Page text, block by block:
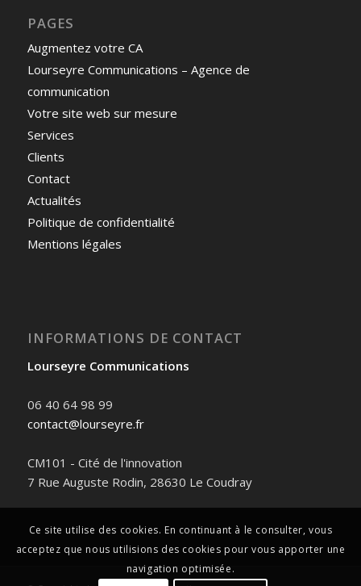
PAGES
Augmentez votre CA
Lourseyre Communications – Agence de
communication
Votre site web sur mesure
Services
Clients
Contact
Actualités
Politique de confidentialité
Mentions légales
INFORMATIONS DE CONTACT
Lourseyre Communications
06 40 64 98 99
contact@lourseyre.fr
CM101 - Cité de l'innovation
7 Rue Auguste Rodin, 28630 Le Coudray
Ce site utilise des cookies. En continuant à le consulter, vous
acceptez que nous utilisions des cookies pour vous apporter une
navigation optimisée.